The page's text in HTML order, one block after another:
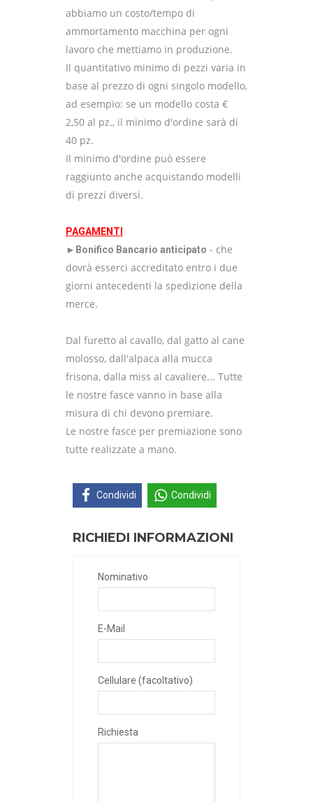
abbiamo un costo/tempo di
ammortamento macchina per ogni
lavoro che mettiamo in produzione.
Il quantitativo minimo di pezzi varia in
base al prezzo di ogni singolo modello,
ad esempio: se un modello costa €
2,50 al pz., il minimo d'ordine sarà di
40 pz.
Il minimo d'ordine può essere
raggiunto anche acquistando modelli
di prezzi diversi.
PAGAMENTI
►Bonifico Bancario anticipato - che
dovrà esserci accreditato entro i due
giorni antecedenti la spedizione della
merce.
Dal furetto al cavallo, dal gatto al cane
molosso, dall'alpaca alla mucca
frisona, dalla miss al cavaliere... Tutte
le nostre fasce vanno in base alla
misura di chi devono premiare.
Le nostre fasce per premiazione sono
tutte realizzate a mano.
Condividi Condividi
RICHIEDI INFORMAZIONI
Nominativo
E-Mail
Cellulare (facoltativo)
Richiesta